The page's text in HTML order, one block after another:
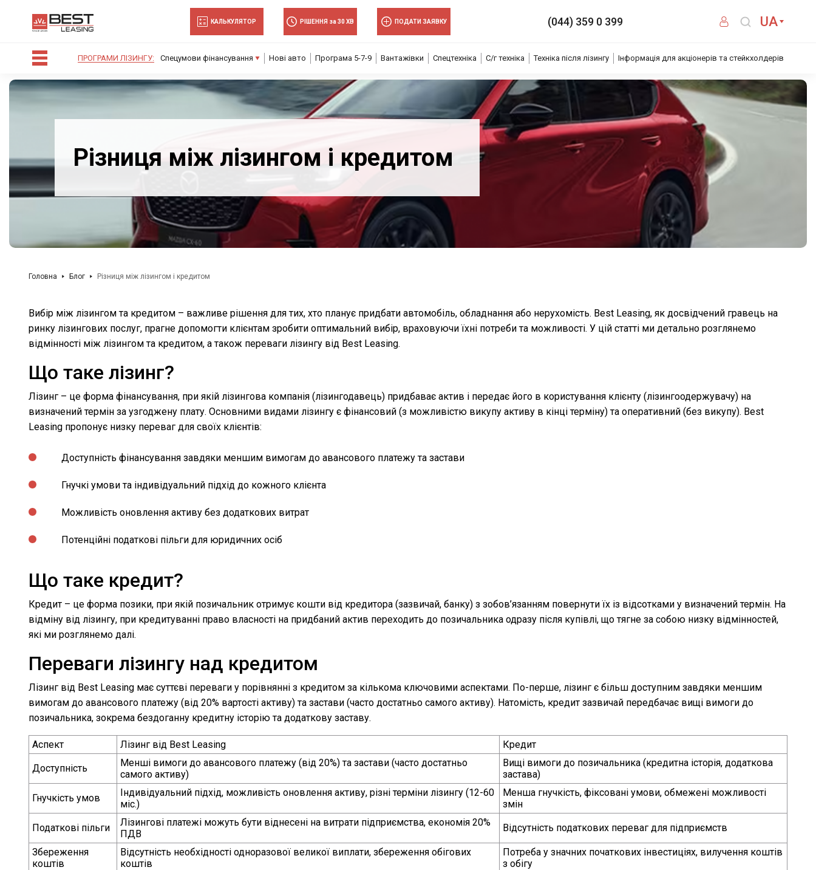
КАЛЬКУЛЯТОР РІШЕННЯ за 30 ХВ ПОДАТИ ЗАЯВКУ (044) 359 0 399 UA
ПРОГРАМИ ЛІЗИНГУ: Спецумови фінансування Нові авто Програма 5-7-9 Вантажівки Спецтехніка С/г техніка Техніка після лізингу Інформація для акціонерів та стейкхолдерів
Різниця між лізингом і кредитом
Головна Блог Різниця між лізингом і кредитом
Вибір між лізингом та кредитом – важливе рішення для тих, хто планує придбати автомобіль, обладнання або нерухомість. Best Leasing, як досвідчений гравець на
ринку лізингових послуг, прагне допомогти клієнтам зробити оптимальний вибір, враховуючи їхні потреби та можливості. У цій статті ми детально розглянемо
відмінності між лізингом та кредитом, а також переваги лізингу від Best Leasing.
Що таке лізинг?
Лізинг – це форма фінансування, при якій лізингова компанія (лізингодавець) придбаває актив і передає його в користування клієнту (лізингоодержувачу) на
визначений термін за узгоджену плату. Основними видами лізингу є фінансовий (з можливістю викупу активу в кінці терміну) та оперативний (без викупу). Best
Leasing пропонує низку переваг для своїх клієнтів:
Доступність фінансування завдяки меншим вимогам до авансового платежу та застави
Гнучкі умови та індивідуальний підхід до кожного клієнта
Можливість оновлення активу без додаткових витрат
Потенційні податкові пільги для юридичних осіб
Що таке кредит?
Кредит – це форма позики, при якій позичальник отримує кошти від кредитора (зазвичай, банку) з зобов’язанням повернути їх із відсотками у визначений термін. На
відміну від лізингу, при кредитуванні право власності на придбаний актив переходить до позичальника одразу після купівлі, що тягне за собою низку відмінностей,
які ми розглянемо далі.
Переваги лізингу над кредитом
Лізинг від Best Leasing має суттєві переваги у порівнянні з кредитом за кількома ключовими аспектами. По-перше, лізинг є більш доступним завдяки меншим
вимогам до авансового платежу (від 20% вартості активу) та застави (часто достатньо самого активу). Натомість, кредит зазвичай передбачає вищі вимоги до
позичальника, зокрема бездоганну кредитну історію та додаткову заставу.
Аспект Лізинг від Best Leasing Кредит
Доступність
Менші вимоги до авансового платежу (від 20%) та застави (часто достатньо
самого активу)
Вищі вимоги до позичальника (кредитна історія, додаткова
застава)
Гнучкість умов
Індивідуальний підхід, можливість оновлення активу, різні терміни лізингу (12-60
міс.)
Менша гнучкість, фіксовані умови, обмежені можливості
змін
Податкові пільги
Лізингові платежі можуть бути віднесені на витрати підприємства, економія 20%
ПДВ
Відсутність податкових переваг для підприємств
Збереження
коштів
Відсутність необхідності одноразової великої виплати, збереження обігових
коштів
Потреба у значних початкових інвестиціях, вилучення коштів
з обігу